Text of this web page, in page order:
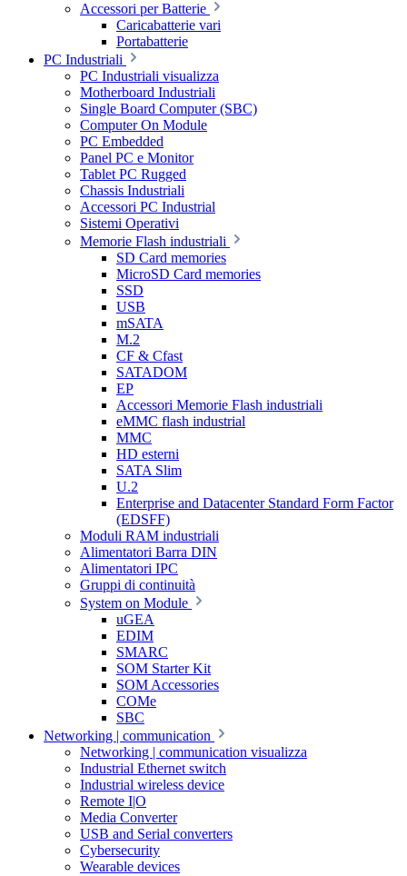
Accessori per Batterie
Caricabatterie vari
Portabatterie
PC Industriali
PC Industriali visualizza
Motherboard Industriali
Single Board Computer (SBC)
Computer On Module
PC Embedded
Panel PC e Monitor
Tablet PC Rugged
Chassis Industriali
Accessori PC Industrial
Sistemi Operativi
Memorie Flash industriali
SD Card memories
MicroSD Card memories
SSD
USB
mSATA
M.2
CF & Cfast
SATADOM
EP
Accessori Memorie Flash industriali
eMMC flash industrial
MMC
HD esterni
SATA Slim
U.2
Enterprise and Datacenter Standard Form Factor
(EDSFF)
Moduli RAM industriali
Alimentatori Barra DIN
Alimentatori IPC
Gruppi di continuità
System on Module
uGEA
EDIM
SMARC
SOM Starter Kit
SOM Accessories
COMe
SBC
Networking | communication
Networking | communication visualizza
Industrial Ethernet switch
Industrial wireless device
Remote I|O
Media Converter
USB and Serial converters
Cybersecurity
Wearable devices